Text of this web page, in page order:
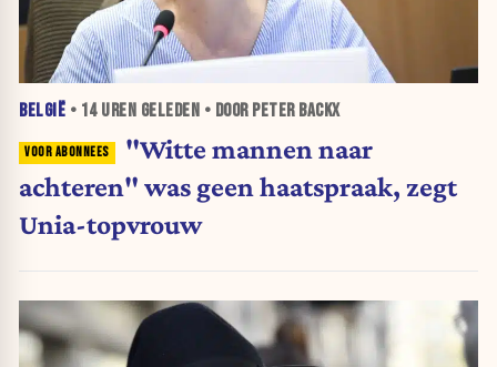
BELGIË • 14 UREN GELEDEN • DOOR PETER BACKX
"Witte mannen naar
achteren" was geen haatspraak, zegt
Unia-topvrouw